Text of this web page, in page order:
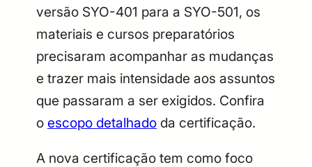
versão SYO-401 para a SYO-501, os
materiais e cursos preparatórios
precisaram acompanhar as mudanças
e trazer mais intensidade aos assuntos
que passaram a ser exigidos. Confira
o escopo detalhado da certificação.
A nova certificação tem como foco